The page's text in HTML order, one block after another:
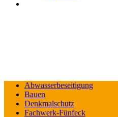
Abwasserbeseitigung
Bauen
Denkmalschutz
Fachwerk-Fünfeck